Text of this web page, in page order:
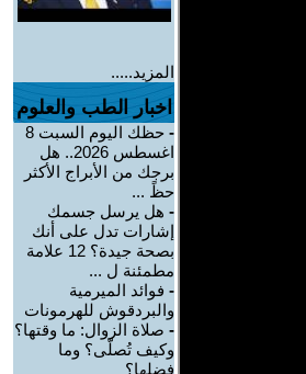
المزيد.....
اخبار الطب والعلوم
-
حظك اليوم السبت 8
اغسطس 2026.. هل
برجك من الأبراج الأكثر
حظً ...
- هل يرسل جسمك
إشارات تدل على أنك
بصحة جيدة؟ 12 علامة
مطمئنة ل ...
- فوائد الميرمية
والبردقوش للهرمونات
- صلاة الزوال: ما وقتها؟
وكيف تُصلّى؟ وما
فضلها؟